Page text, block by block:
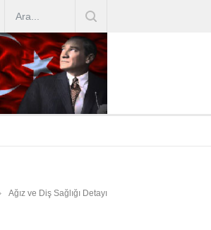
31
06-26
Ağız ve Diş Sağlığı Detayı